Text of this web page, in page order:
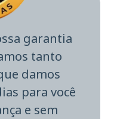
garantia
tanto
damos
para você
e sem